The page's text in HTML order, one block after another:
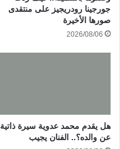
جورجينا رودريجيز على منتقدى
صورها الأخيرة
2026/08/06
هل يقدم محمد عدوية سيرة ذاتية
عن والده؟.. الفنان يجيب